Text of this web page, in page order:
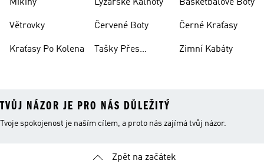
Mikiny
Větrovky
Kraťasy Po Kolena
Lyžařské Kalhoty
Červené Boty
Tašky Přes
Basketbalové Boty
Černé Kraťasy
Zimní Kabáty
TVŮJ NÁZOR JE PRO NÁS DŮLEŽITÝ
Tvoje spokojenost je naším cílem, a proto nás zajímá tvůj názor.
Zpět na začátek